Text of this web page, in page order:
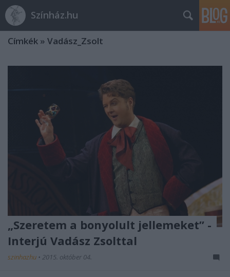
Színház.hu
Címkék » Vadász_Zsolt
„Szeretem a bonyolult jellemeket” -
Interjú Vadász Zsolttal
szinhazhu • 2015. október 04.